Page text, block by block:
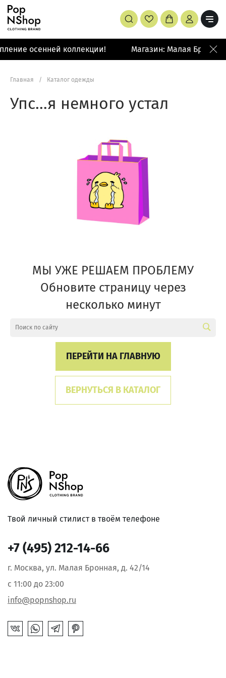
осенней коллекции! Магазин: Малая Бронная
Главная / Каталог одежды
Упс…я немного устал
МЫ УЖЕ РЕШАЕМ ПРОБЛЕМУ
Обновите страницу через
несколько минут
ПЕРЕЙТИ НА ГЛАВНУЮ
ВЕРНУТЬСЯ В КАТАЛОГ
Твой личный стилист в твоём телефоне
+7 (495) 212-14-66
г. Москва, ул. Малая Бронная, д. 42/14
с 11:00 до 23:00
info@popnshop.ru